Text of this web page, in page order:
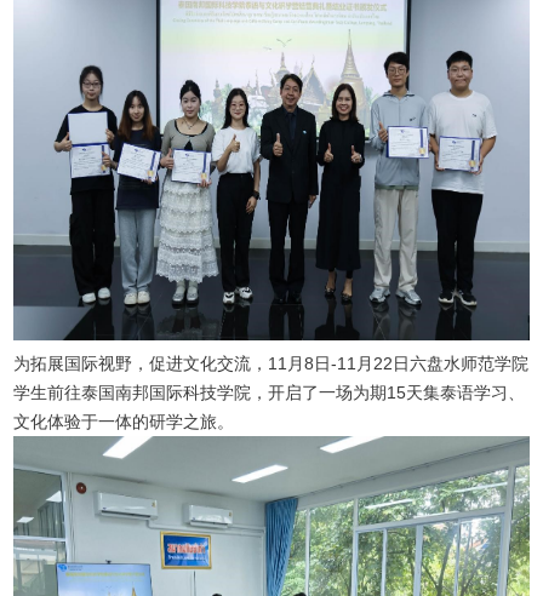
为拓展国际视野，促进文化交流，11月8日-11月22日六盘水师范学院
学生前往泰国南邦国际科技学院，开启了一场为期15天集泰语学习、
文化体验于一体的研学之旅。